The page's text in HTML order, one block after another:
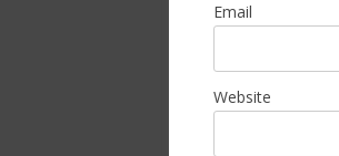
Email
Website